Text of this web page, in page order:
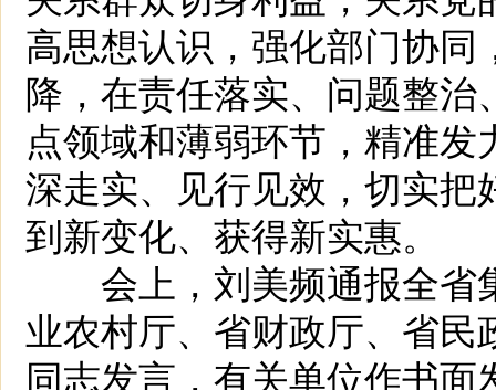
高思想认识，强化部门协
降，在责任落实、问题整
点领域和薄弱环节，精准
深走实、见行见效，切实
到新变化、获得新实惠。
会上，刘美频通报全省
业农村厅、省财政厅、省
同志发言，有关单位作书面